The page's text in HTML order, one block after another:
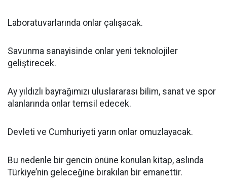
Laboratuvarlarında onlar çalışacak.
Savunma sanayisinde onlar yeni teknolojiler
geliştirecek.
Ay yıldızlı bayrağımızı uluslararası bilim, sanat ve spor
alanlarında onlar temsil edecek.
Devleti ve Cumhuriyeti yarın onlar omuzlayacak.
Bu nedenle bir gencin önüne konulan kitap, aslında
Türkiye’nin geleceğine bırakılan bir emanettir.